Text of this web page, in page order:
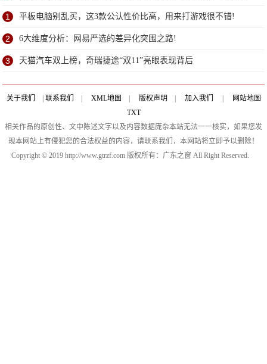
能用
1 平板电脑别乱买，这3款公认性价比高，用来打游戏很不错!
2 6大维度分析：网易严选的差异化突围之路!
3 天猫汽车双上榜，奇瑞捷途“双11”亮眼表现背后
关于我们 联系我们 XML地图 版权声明 加入我们
网站地图
TXT
相关作品的原创性、文中陈述文字以及内容数据庞杂本站无法一一核实，如果您发
现本网站上有侵犯您的合法权益的内容，请联系我们，本网站将立即予以删除！
Copyright © 2019 http://www.gtrzf.com 版权所有：广东之窗 All Right Reserved.